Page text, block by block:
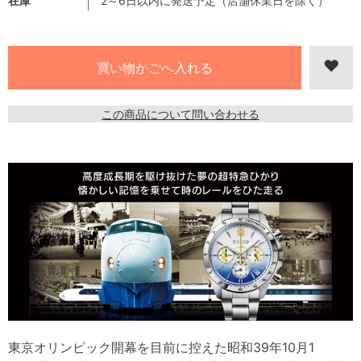
この商品について問い合わせる
東京オリンピック開幕を目前に控えた昭和39年10月1